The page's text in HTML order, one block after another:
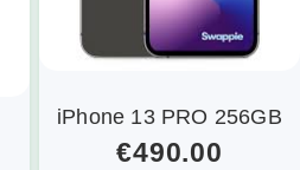
iPhone 13 PRO 256GB
€490.00